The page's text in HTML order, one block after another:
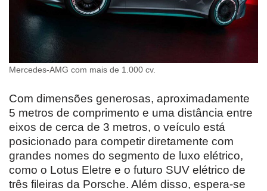
Mercedes-AMG com mais de 1.000 cv.
Com dimensões generosas, aproximadamente
5 metros de comprimento e uma distância entre
eixos de cerca de 3 metros, o veículo está
posicionado para competir diretamente com
grandes nomes do segmento de luxo elétrico,
como o Lotus Eletre e o futuro SUV elétrico de
três fileiras da Porsche. Além disso, espera-se